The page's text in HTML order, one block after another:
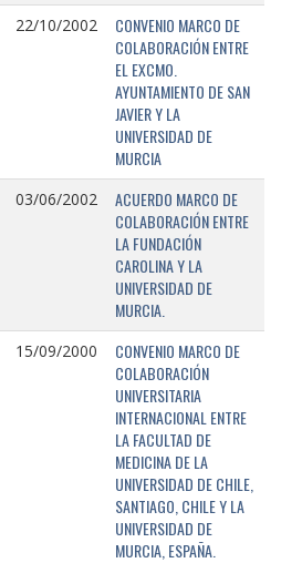
22/10/2002
CONVENIO MARCO DE
COLABORACIÓN ENTRE
EL EXCMO.
AYUNTAMIENTO DE SAN
JAVIER Y LA
UNIVERSIDAD DE
MURCIA
03/06/2002
ACUERDO MARCO DE
COLABORACIÓN ENTRE
LA FUNDACIÓN
CAROLINA Y LA
UNIVERSIDAD DE
MURCIA.
15/09/2000
CONVENIO MARCO DE
COLABORACIÓN
UNIVERSITARIA
INTERNACIONAL ENTRE
LA FACULTAD DE
MEDICINA DE LA
UNIVERSIDAD DE CHILE,
SANTIAGO, CHILE Y LA
UNIVERSIDAD DE
MURCIA, ESPAÑA.